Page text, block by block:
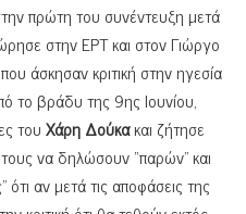
πρώτη του συνέντευξη μετά
στην ΕΡΤ και στον Γιώργο
άσκησαν κριτική στην ηγεσία
το βράδυ της 9ης Ιουνίου,
τουΧάρη Δούκακαι ζήτησε
να δηλώσουν “παρών” και
ότι αν μετά τις αποφάσεις της